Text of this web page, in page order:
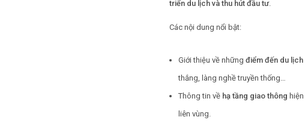
triển du lịch và thu hút đầu tư.
Các nội dung nổi bật:
Giới thiệu về những điểm đến du lịch
thắng, làng nghề truyền thống…
Thông tin về hạ tầng giao thông
liên vùng.